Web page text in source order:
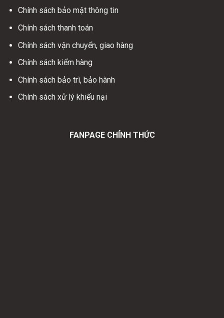
Chính sách bảo mật thông tin
Chính sách thanh toán
Chính sách vận chuyển, giao hàng
Chính sách kiểm hàng
Chính sách bảo trì, bảo hành
Chính sách xử lý khiếu nại
FANPAGE CHÍNH THỨC